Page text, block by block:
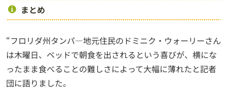
まとめ
“フロリダ州タンパ—地元住民のドミニク・ウォーリーさん
は木曜日、ベッドで朝食を出されるという喜びが、横にな
ったまま食べることの難しさによって大幅に薄れたと記者
団に語りました。